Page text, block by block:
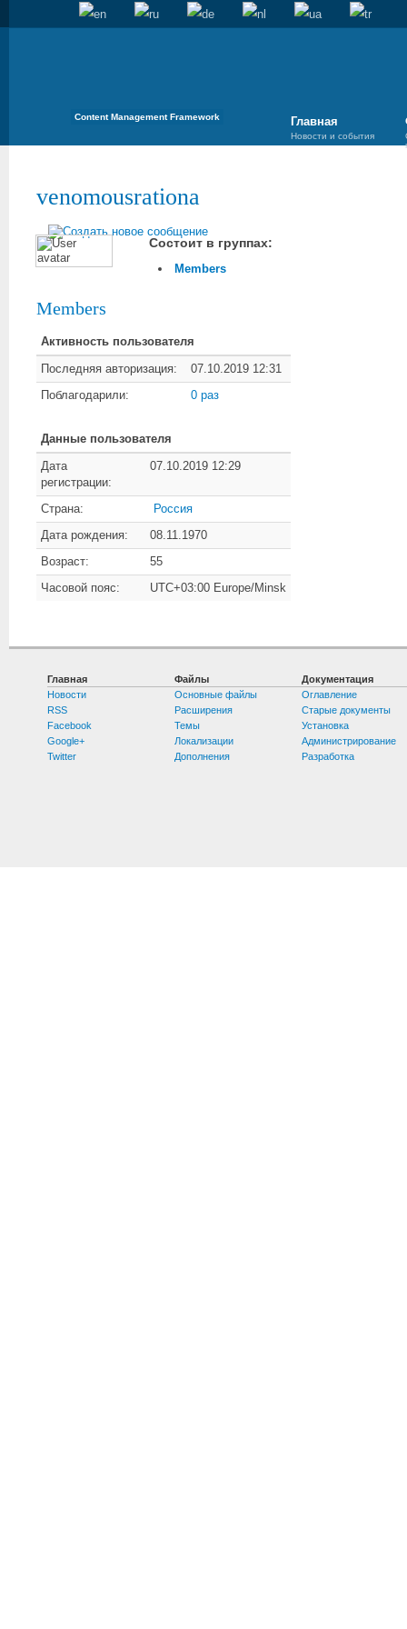
Content Management Framework Главная
Новости и события
venomousrationa
Состоит в группах:
Members
Members
Активность пользователя
Последняя авторизация:
07.10.2019 12:31
Поблагодарили:
0 раз
Данные пользователя
Дата
регистрации:
07.10.2019 12:29
Страна:
Россия
Дата рождения:
08.11.1970
Возраст:
55
Часовой пояс:
UTC+03:00 Europe/Minsk
Главная
Новости
RSS
Facebook
Google+
Twitter
Файлы
Основные файлы
Расширения
Темы
Локализации
Дополнения
Документация
Оглавление
Старые документы
Установка
Администрирование
Разработка